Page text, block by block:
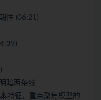
性 (06:21)
暗两条线
特征，重点聚焦模型的